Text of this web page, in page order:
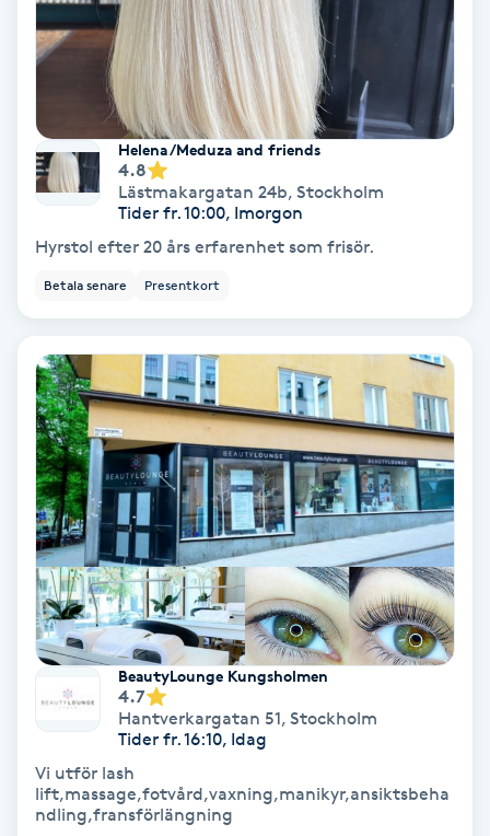
Piercing
Pigmentbehandling
Pigmentfläckar
Plastikkirurgi
PRP (Platelet Rich Plasma)
PRX-T33
Psoriasis
Radiofrekvens
Rakning
Reflexologi
Helena /Meduza and friends
4.8
Lästmakargatan 24b, Stockholm
Tider fr. 10:00, Imorgon
Hyrstol efter 20 års erfarenhet som frisör.
Betala senare Presentkort
BeautyLounge Kungsholmen
4.7
Hantverkargatan 51, Stockholm
Tider fr. 16:10, Idag
Vi utför lash
lift,massage,fotvård,vaxning,manikyr,ansiktsbeha
ndling,fransförlängning